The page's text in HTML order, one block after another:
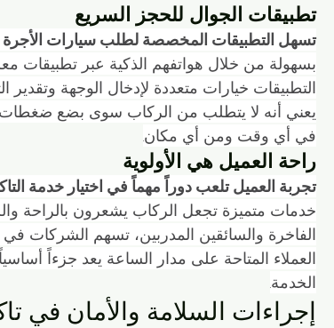
تطبيقات الجوال للحجز السريع
تسهل التطبيقات المخصصة لطلب سيارات الأجرة
بسهولة من خلال هواتفهم الذكية عبر تطبيقات
التطبيقات خيارات متعددة لإدخال الوجهة وتقدير
يعني أنه لا يتطلب من الركاب سوى بضع
في أي وقت ومن أي مكان.
راحة العميل هي الأولوية
تجربة العميل تلعب دوراً مهماً في اختيار خدمة
خدمات متميزة تجعل الركاب يشعرون بالراحة
الفاخرة والسائقين المدربين، تسهم الشركات
العملاء المتاحة على مدار الساعة يعد جزءاً
الخدمة.
إجراءات السلامة والأمان في